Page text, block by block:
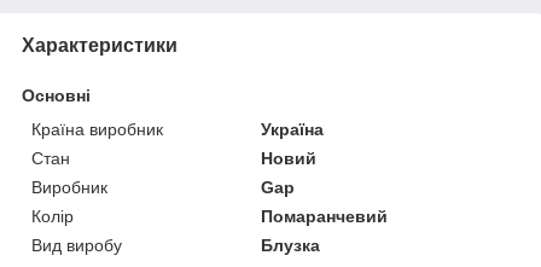
Характеристики
Основні
Країна виробник
Україна
Стан
Новий
Виробник
Gap
Колір
Помаранчевий
Вид виробу
Блузка